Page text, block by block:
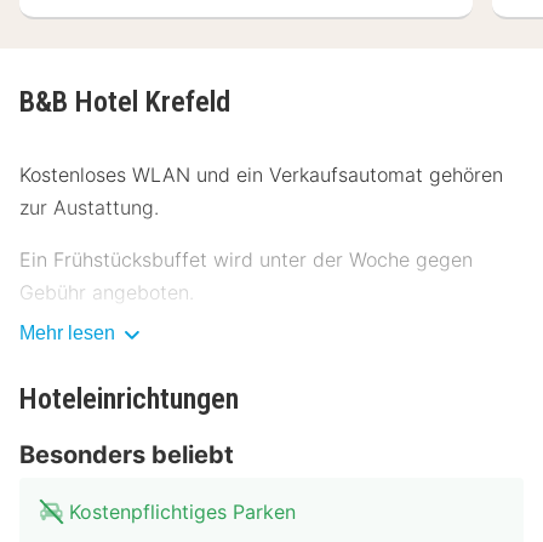
B&B Hotel Krefeld
Kostenloses WLAN und ein Verkaufsautomat gehören
zur Austattung.
Ein Frühstücksbuffet wird unter der Woche gegen
Gebühr angeboten.
Vor Ort gibt es Folgendes: Parken ohne Service
Flachbildfernseher wie zu Hause. Ein WLAN-
Internetzugang (kostenlos) steht zur Verfügung. Die
Badezimmer bieten Duschen und Haartrockner. Zu den
Mehr lesen
Hoteleinrichtungen
Besonders beliebt
Kostenpflichtiges Parken